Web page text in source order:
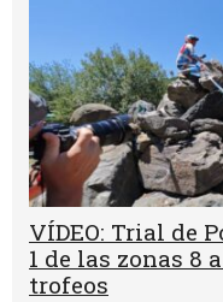
VÍDEO: Trial de
1 de las zonas 8
trofeos